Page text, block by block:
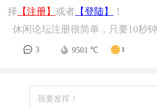
择 【注册】 或者 【登陆】
！
休闲论坛注册很简单，只要10秒钟
3 9501 ℃ 1